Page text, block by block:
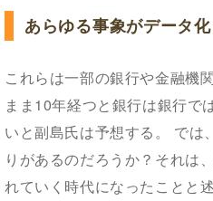
あらゆる事象がデータ
これらは一部の銀行や金融機
まま10年経つと銀行は銀行で
いと副島氏は予想する。 では
りがあるのだろうか？それは
れていく時代になったことと